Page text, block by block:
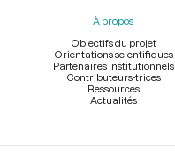
À propos
Objectifs du projet
Orientations scientifiques
Partenaires institutionnels
Contributeurs-trices
Ressources
Actualités